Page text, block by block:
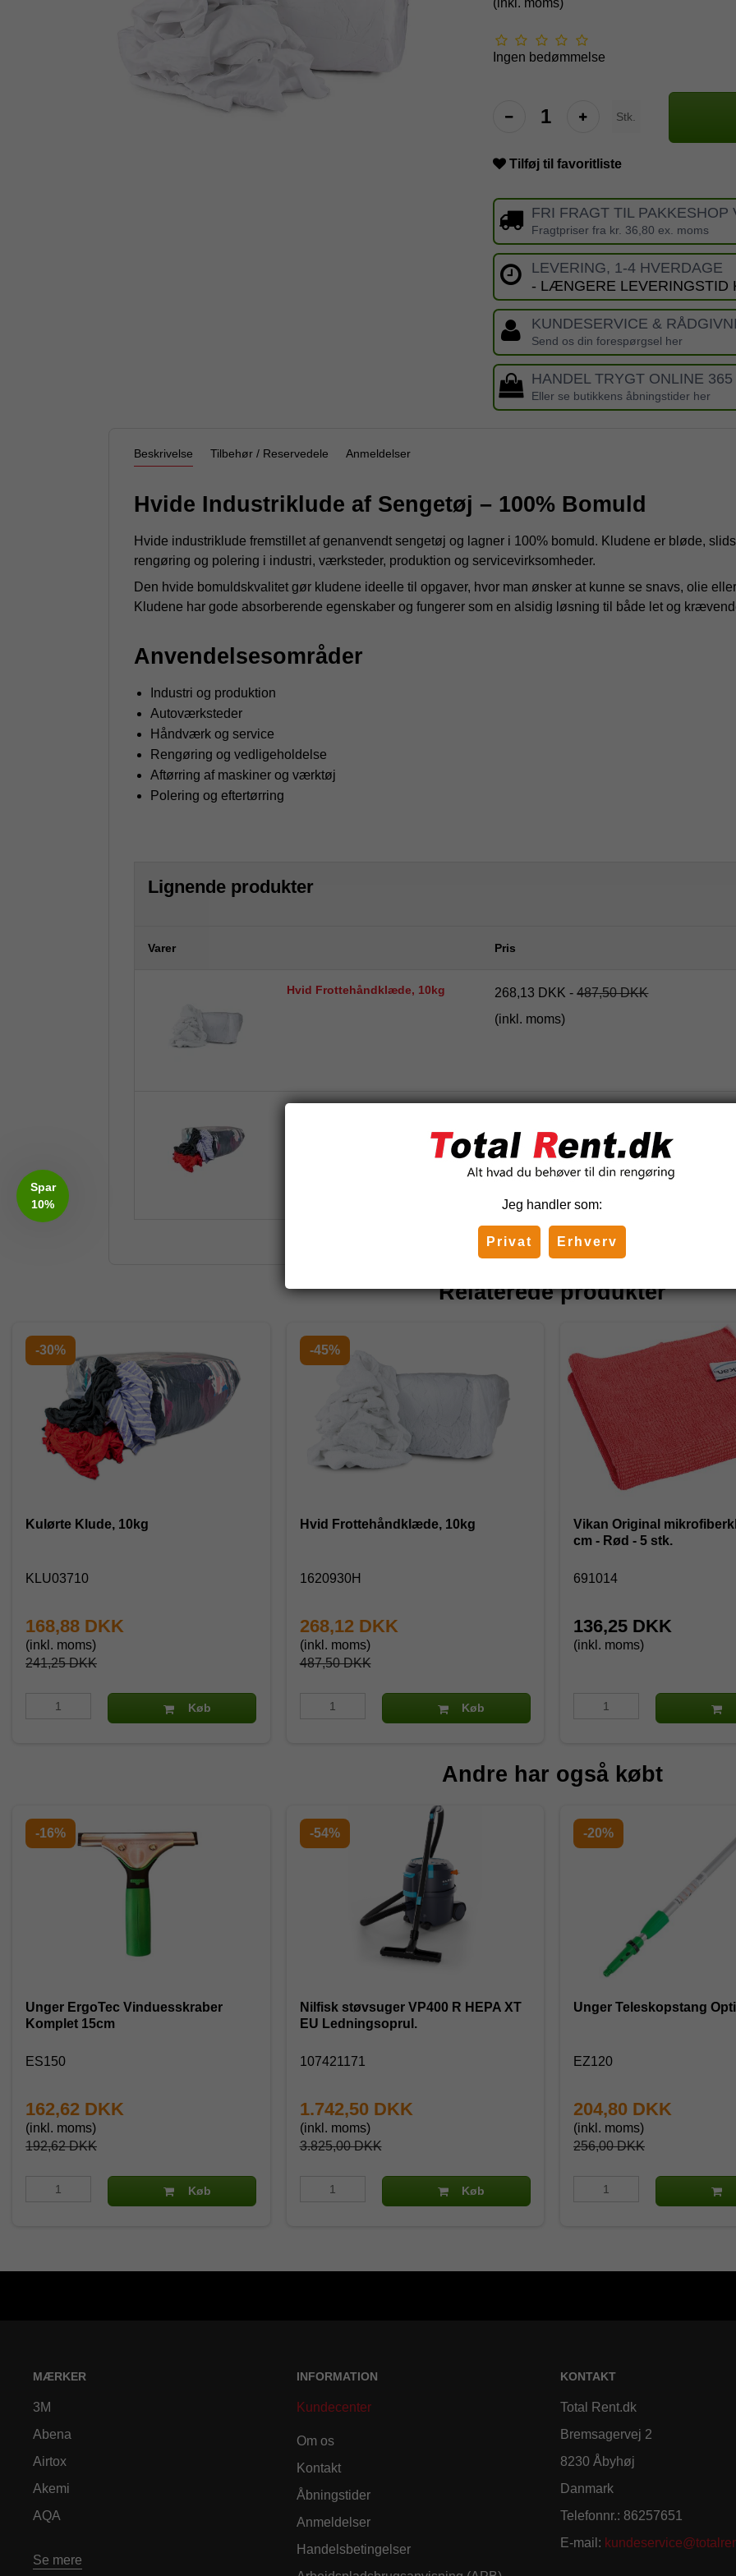
(inkl. moms)
Ingen bedømmelse
Stk.
Tilføj til favoritliste
FRI FRAGT TIL
Fragtpriser fra kr. 36,80 ex. moms
LEVERING, 1-4 HVERDAGE
- LÆNGERE LEVERINGSTID
KUNDESERVICE &
Send os din forespørgsel her
HANDEL TRYGT ONLINE
Eller se butikkens åbningstider her
Beskrivelse Tilbehør / Reservedele Anmeldelser
Hvide Industriklude af Sengetøj – 100% Bomuld
Hvide industriklude fremstillet af genanvendt sengetøj og lagner i 100% bomuld. Kludene er bløde,
rengøring og polering i industri, værksteder, produktion og servicevirksomheder.
Den hvide bomuldskvalitet gør kludene ideelle til opgaver, hvor man ønsker at kunne se snavs, olie
Kludene har gode absorberende egenskaber og fungerer som en alsidig løsning til både let og
Anvendelsesområder
Industri og produktion
Autoværksteder
Håndværk og service
Rengøring og vedligeholdelse
Aftørring af maskiner og værktøj
Polering og eftertørring
Lignende produkter
Varer Pris
Hvid Frottehåndklæde, 10kg 268,13 DKK -487,50 DKK
(inkl. moms)
(inkl. moms)
Relaterede produkter
-30%
Kulørte Klude, 10kg
KLU03710
241,25 DKK
168,88 DKK
(inkl. moms)
Køb
-45%
Hvid Frottehåndklæde, 10kg
1620930H
487,50 DKK
268,12 DKK
(inkl. moms)
Køb
Vikan Original
cm - Rød - 5 stk.
691014
136,25 DKK
(inkl. moms)
Andre har også købt
-16%
Unger ErgoTec Vinduesskraber
Komplet 15cm
ES150
192,62 DKK
162,62 DKK
(inkl. moms)
Køb
-54%
Nilfisk støvsuger VP400 R HEPA XT
EU Ledningsoprul.
107421171
3.825,00 DKK
1.742,50 DKK
(inkl. moms)
Køb
-20%
Unger Teleskopstang
EZ120
256,00 DKK
204,80 DKK
(inkl. moms)
MÆRKER
3M
Abena
Airtox
Akemi
AQA
Se mere
INFORMATION
Kundecenter
Om os
Kontakt
Åbningstider
Anmeldelser
Handelsbetingelser
KONTAKT
Total Rent.dk
Bremsagervej 2
8230 Åbyhøj
Danmark
Telefonnr.: 86257651
E-mail :
Jeg handler som:
Privat Erhverv
Spar
10%